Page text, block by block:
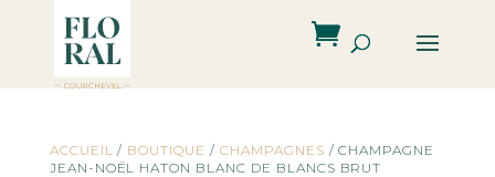
ACCUEIL / BOUTIQUE / CHAMPAGNES / CHAMPAGNE
JEAN-NOËL HATON BLANC DE BLANCS BRUT